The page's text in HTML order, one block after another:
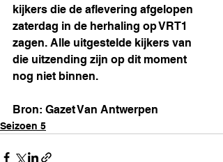
kijkers die de aflevering afgelopen
zaterdag in de herhaling op VRT1
zagen. Alle uitgestelde kijkers van
die uitzending zijn op dit moment
nog niet binnen.
Bron: Gazet Van Antwerpen
Seizoen 5